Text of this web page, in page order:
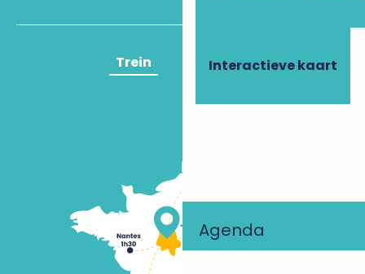
Interactieve kaart
Agenda
Trein Vliegtuig